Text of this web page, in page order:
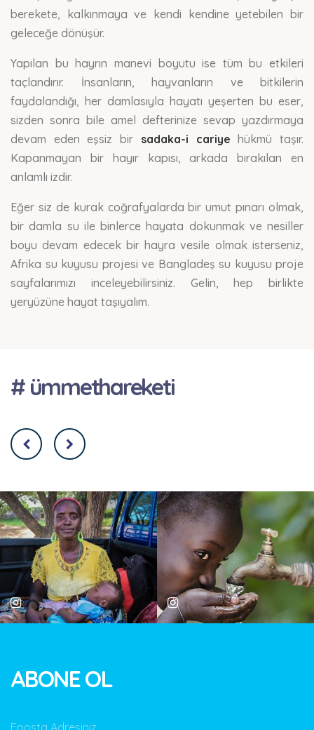
berekete, kalkınmaya ve kendi kendine yetebilen bir
geleceğe dönüşür.
Yapılan bu hayrın manevi boyutu ise tüm bu etkileri
taçlandırır. İnsanların, hayvanların ve bitkilerin
faydalandığı, her damlasıyla hayatı yeşerten bu eser,
sizden sonra bile amel defterinize sevap yazdırmaya
devam eden eşsiz bir sadaka-i cariye hükmü taşır.
Kapanmayan bir hayır kapısı, arkada bırakılan en
anlamlı izdir.
Eğer siz de kurak coğrafyalarda bir umut pınarı olmak,
bir damla su ile binlerce hayata dokunmak ve nesiller
boyu devam edecek bir hayra vesile olmak isterseniz,
Afrika su kuyusu projesi ve Bangladeş su kuyusu proje
sayfalarımızı inceleyebilirsiniz. Gelin, hep birlikte
yeryüzüne hayat taşıyalım.
# ümmethareketi
ABONE OL